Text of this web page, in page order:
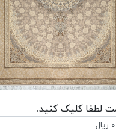
لطفا کلیک کنید.